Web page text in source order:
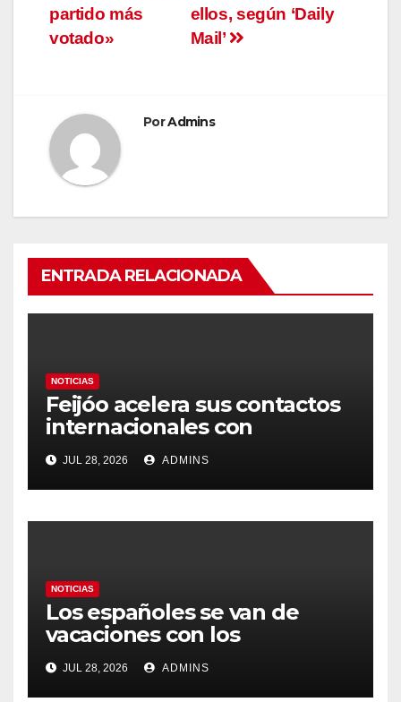
ellos, según ‘Daily
Mail’
partido más
votado»
PorAdmins
ENTRADA RELACIONADA
NOTICIAS
Feijóo acelera sus contactos
internacionales con
Latinoamérica como socio
prioritario en su agenda de
gobierno
JUL 28, 2026 ADMINS
NOTICIAS
Los españoles se van de
vacaciones con los
carburantes hasta un 21%
más caros que el año pasado
JUL 28, 2026 ADMINS